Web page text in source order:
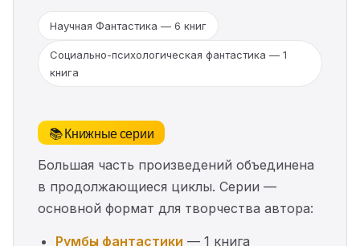
Научная Фантастика — 6 книг
Социально-психологическая фантастика — 1
книга
📚 Книжные серии
Большая часть произведений объединена
в продолжающиеся циклы. Серии —
основной формат для творчества автора:
Румбы фантастики — 1 книга